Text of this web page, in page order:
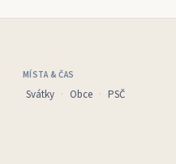
MÍSTA & ČAS
Svátky Obce PSČ